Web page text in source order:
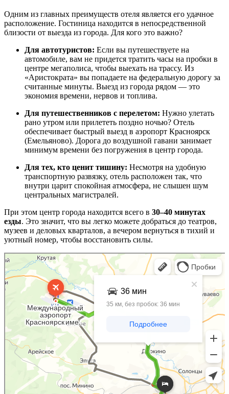
Одним из главных преимуществ отеля является его удачное
расположение. Гостиница находится в непосредственной
близости от выезда из города. Для кого это важно?
Для автотуристов: Если вы путешествуете на
автомобиле, вам не придется тратить часы на пробки в
центре мегаполиса, чтобы выехать на трассу. Из
«Аристократа» вы попадаете на федеральную дорогу за
считанные минуты. Выезд из города рядом — это
экономия времени, нервов и топлива.
Для путешественников с перелетом: Нужно улетать
рано утром или прилететь поздно ночью? Отель
обеспечивает быстрый выезд в аэропорт Красноярск
(Емельяново). Дорога до воздушной гавани занимает
минимум времени без погружения в центр города.
Для тех, кто ценит тишину: Несмотря на удобную
транспортную развязку, отель расположен так, что
внутри царит спокойная атмосфера, не слышен шум
центральных магистралей.
При этом центр города находится всего в 30–40 минутах
езды. Это значит, что вы легко можете добраться до театров,
музеев и деловых кварталов, а вечером вернуться в тихий и
уютный номер, чтобы восстановить силы.
Красноярск
Яндекс Карты